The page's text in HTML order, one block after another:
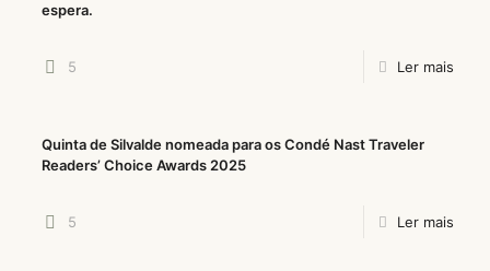
espera.
5 Ler mais
Quinta de Silvalde nomeada para os Condé Nast Traveler
Readers’ Choice Awards 2025
5 Ler mais